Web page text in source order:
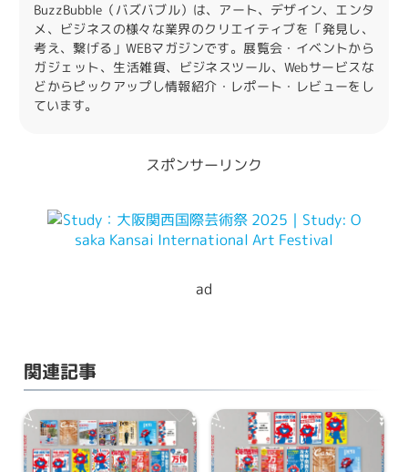
BuzzBubble（バズバブル）は、アート、デザイン、エンタ
メ、ビジネスの様々な業界のクリエイティブを「発見し、
考え、繋げる」WEBマガジンです。展覧会・イベントから
ガジェット、生活雑貨、ビジネスツール、Webサービスな
どからピックアップし情報紹介・レポート・レビューをし
ています。
スポンサーリンク
ad
関連記事